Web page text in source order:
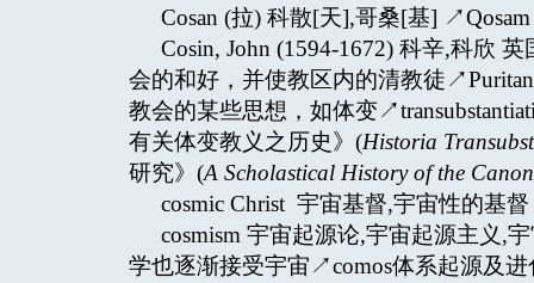
Cosan (拉) 科散[天],哥桑[基] ↗Qosam
Cosin, John (1594-1672) 科辛,科欣
会的和好，并使教区内的清教徒
教会的某些思想，如体变
有关体变教义之历史》(Historia
研究》(A Scholastical History of the
cosmic Christ 宇宙基督,宇宙性的基
cosmism 宇宙起源论,宇宙起源主义,
学也逐渐接受宇宙↗comos体系起源及